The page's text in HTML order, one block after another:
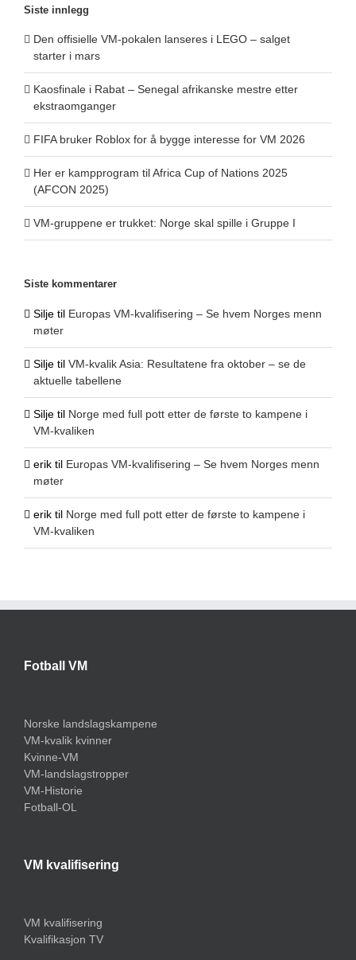
Siste innlegg
Den offisielle VM-pokalen lanseres i LEGO – salget
starter i mars
Kaosfinale i Rabat – Senegal afrikanske mestre etter
ekstraomganger
FIFA bruker Roblox for å bygge interesse for VM 2026
Her er kampprogram til Africa Cup of Nations 2025
(AFCON 2025)
VM-gruppene er trukket: Norge skal spille i Gruppe I
Siste kommentarer
Silje til Europas VM-kvalifisering – Se hvem Norges menn
møter
Silje til VM-kvalik Asia: Resultatene fra oktober – se de
aktuelle tabellene
Silje til Norge med full pott etter de første to kampene i
VM-kvaliken
erik til Europas VM-kvalifisering – Se hvem Norges menn
møter
erik til Norge med full pott etter de første to kampene i
VM-kvaliken
Fotball VM
Norske landslagskampene
VM-kvalik kvinner
Kvinne-VM
VM-landslagstropper
VM-Historie
Fotball-OL
VM kvalifisering
VM kvalifisering
Kvalifikasjon TV